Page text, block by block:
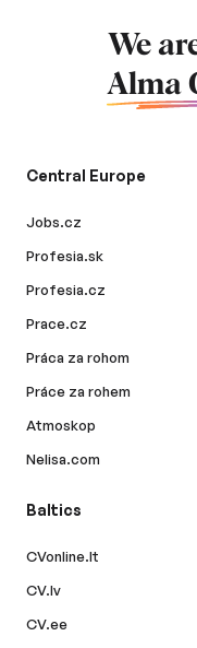
We
Alma
Central Europe
Jobs.cz
Profesia.sk
Profesia.cz
Prace.cz
Práca za rohom
Práce za rohem
Atmoskop
Nelisa.com
Baltics
CVonline.lt
CV.lv
CV.ee